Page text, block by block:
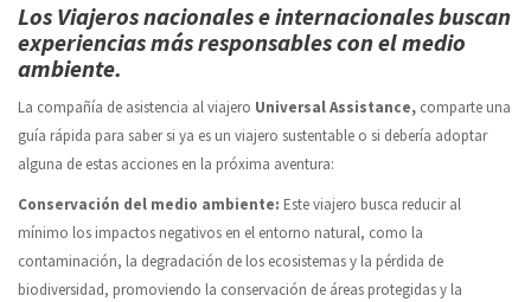
Los Viajeros nacionales e internacionales buscan
experiencias más responsables con el medio
ambiente.
La compañía de asistencia al viajero Universal Assistance, comparte una
guía rápida para saber si ya es un viajero sustentable o si debería adoptar
alguna de estas acciones en la próxima aventura:
Conservación del medio ambiente: Este viajero busca reducir al
mínimo los impactos negativos en el entorno natural, como la
contaminación, la degradación de los ecosistemas y la pérdida de
biodiversidad, promoviendo la conservación de áreas protegidas y la